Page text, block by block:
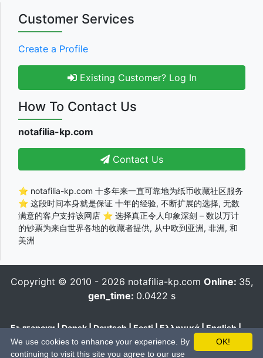
Customer Services
Create a Profile
Existing Customer? Log In
How To Contact Us
notafilia-kp.com
Contact Us
⭐ notafilia-kp.com 十多年来一直可靠地为纸币收藏社区服务
⭐ 这段时间本身就是保证 十年的经验, 不断扩展的选择, 无数
满意的客户支持该网店 ⭐ 选择真正令人印象深刻 – 数以万计
的钞票为来自世界各地的收藏者提供, 从中欧到亚洲, 非洲, 和
美洲
Copyright © 2010 - 2026 notafilia-kp.com Online: 35,
gen_time: 0.0422 s
Български|Dansk|Deutsch|Eesti|Ελληνικά|English|
Español|Français|Hrvatski|Italiano|Latviešu Lietuvių
Magyar|Nederlands|Polski|Português|Română|Pусский
OK!
We use cookies to enhance your experience. By
continuing to visit this site you agree to our use